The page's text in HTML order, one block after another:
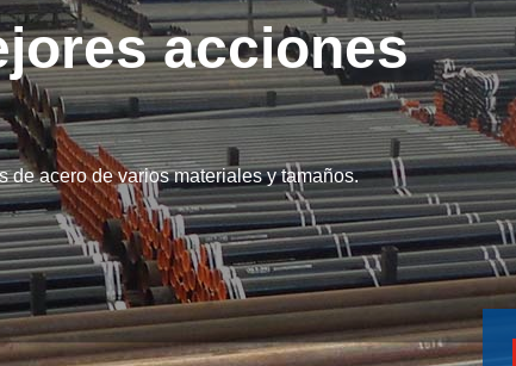
de acero inoxidable con las especificaciones más
acciones
de acero de varios materiales y tamaños.